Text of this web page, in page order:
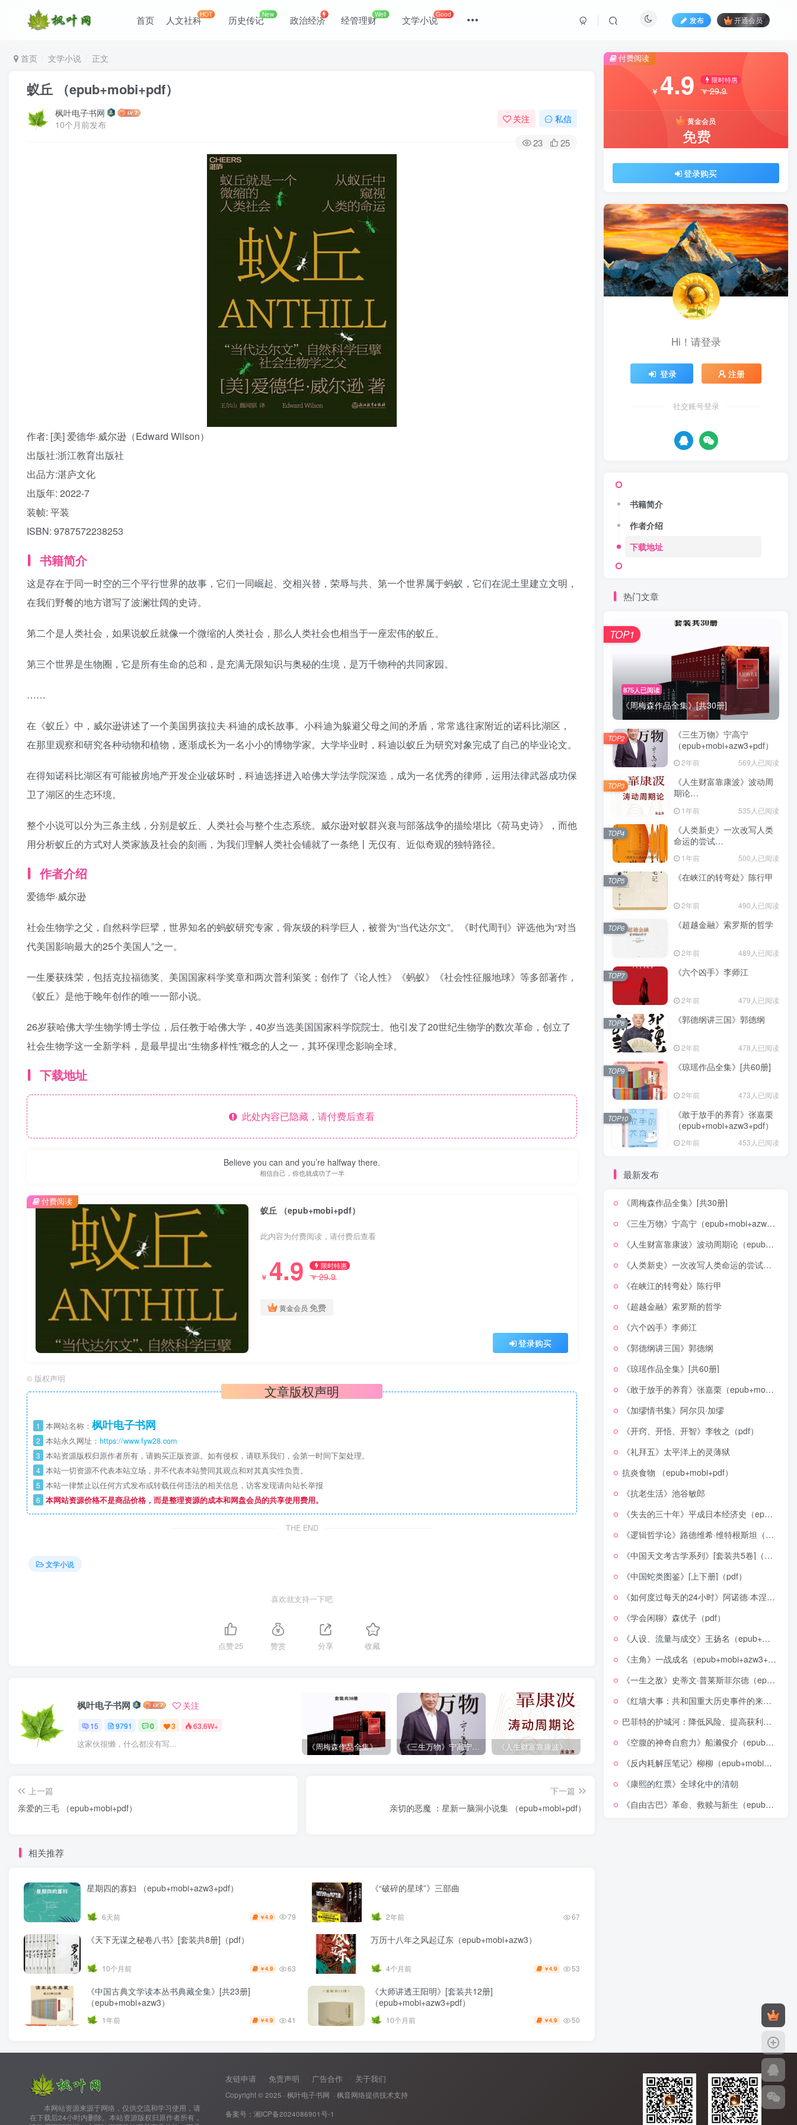
首页 人文社科HOT 历史传记New 政治经济 经管理财Well 文学小说Good
发布 开通会员
首页 文学小说 正文
蚁丘 （epub+mobi+pdf）
枫叶电子书网
10个月前发布
关注 私信
23 25
作者: [美] 爱德华·威尔逊（Edward Wilson）
出版社:浙江教育出版社
出品方:湛庐文化
出版年: 2022-7
装帧: 平装
ISBN: 9787572238253
书籍简介
这是存在于同一时空的三个平行世界的故事，它们一同崛起、交相兴替，荣辱与共、第一个世界属于蚂蚁，它们在泥土里建立文明，
在我们野餐的地方谱写了波澜壮阔的史诗。
第二个是人类社会，如果说蚁丘就像一个微缩的人类社会，那么人类社会也相当于一座宏伟的蚁丘。
第三个世界是生物圈，它是所有生命的总和，是充满无限知识与奥秘的生境，是万千物种的共同家园。
……
在《蚁丘》中，威尔逊讲述了一个美国男孩拉夫·科迪的成长故事。小科迪为躲避父母之间的矛盾，常常逃往家附近的诺科比湖区，
在那里观察和研究各种动物和植物，逐渐成长为一名小小的博物学家。大学毕业时，科迪以蚁丘为研究对象完成了自己的毕业论文。
在得知诺科比湖区有可能被房地产开发企业破坏时，科迪选择进入哈佛大学法学院深造，成为一名优秀的律师，运用法律武器成功保
卫了湖区的生态环境。
整个小说可以分为三条主线，分别是蚁丘、人类社会与整个生态系统。威尔逊对蚁群兴衰与部落战争的描绘堪比《荷马史诗》，而他
用分析蚁丘的方式对人类家族及社会的刻画，为我们理解人类社会铺就了一条绝丨无仅有、近似奇观的独特路径。
作者介绍
爱德华·威尔逊
社会生物学之父，自然科学巨擘，世界知名的蚂蚁研究专家，骨灰级的科学巨人，被誉为“当代达尔文”。《时代周刊》评选他为“对当
代美国影响最大的25个美国人”之一。
一生屡获殊荣，包括克拉福德奖、美国国家科学奖章和两次普利策奖；创作了《论人性》《蚂蚁》《社会性征服地球》等多部著作，
《蚁丘》是他于晚年创作的唯一一部小说。
26岁获哈佛大学生物学博士学位，后任教于哈佛大学，40岁当选美国国家科学院院士。他引发了20世纪生物学的数次革命，创立了
社会生物学这一全新学科，是最早提出“生物多样性”概念的人之一，其环保理念影响全球。
下载地址
此处内容已隐藏，请付费后查看
Believe you can and you’re halfway there.
相信自己，你也就成功了一半
蚁丘 （epub+mobi+pdf）
此内容为付费阅读，请付费后查看
￥ 4.9 限时特惠
￥29.9
黄金会员 免费
登录购买
付费阅读
© 版权声明
文章版权声明
1 本网站名称： 枫叶电子书网
2 本站永久网址： https://www.fyw28.com
3 本站资源版权归原作者所有，请购买正版资源。如有侵权，请联系我们，会第一时间下架处理。
4 本站一切资源不代表本站立场，并不代表本站赞同其观点和对其真实性负责。
5 本站一律禁止以任何方式发布或转载任何违法的相关信息，访客发现请向站长举报
6 本网站资源价格不是商品价格，而是整理资源的成本和网盘会员的共享使用费用。
THE END
文学小说
喜欢就支持一下吧
点赞25 赞赏 分享 收藏
枫叶电子书网 关注
15 9791 0 3 63.6W+
这家伙很懒，什么都没有写... 《周梅森作品全集》[共30册] 《三生万物》宁高宁（epub+mobi+azw3+pdf） 《人生财富靠康波》波动周期论（epub+mobi+azw3+pdf） 《人类新史》一次改写人类命运的尝试（epub+mobi+azw3+pdf） 《在峡江的转弯处》陈行甲
上一篇
亲爱的三毛 （epub+mobi+pdf）
下一篇
亲切的恶魔 ：星新一脑洞小说集 （epub+mobi+pdf）
相关推荐
星期四的寡妇 （epub+mobi+azw3+pdf）
6天前 ￥4.9 79
《“破碎的星球”》三部曲
2年前 67
《天下无谋之秘卷八书》[套装共8册]（pdf）
10个月前 ￥4.9 63
万历十八年之风起辽东（epub+mobi+azw3）
4个月前 ￥4.9 53
《中国古典文学读本丛书典藏全集》[共23册]
（epub+mobi+azw3）
1年前 ￥4.9 41
《大师讲透王阳明》[套装共12册]
（epub+mobi+azw3+pdf）
10个月前 ￥4.9 50
付费阅读
￥ 4.9 限时特惠
￥29.9
黄金会员
免费
登录购买
Hi！请登录
登录 注册
社交账号登录
书籍简介
作者介绍
下载地址
热门文章
875人已阅读
《周梅森作品全集》[共30册]
TOP1
《三生万物》宁高宁
（epub+mobi+azw3+pdf）
2年前 569人已阅读
TOP2
《人生财富靠康波》波动周
期论
1年前 535人已阅读
TOP3
《人类新史》一次改写人类
命运的尝试
1年前 500人已阅读
TOP4
《在峡江的转弯处》陈行甲
2年前 490人已阅读
TOP5
《超越金融》索罗斯的哲学
2年前 489人已阅读
TOP6
《六个凶手》李师江
2年前 479人已阅读
TOP7
《郭德纲讲三国》郭德纲
2年前 478人已阅读
TOP8
《琼瑶作品全集》[共60册]
2年前 473人已阅读
TOP9
《敢于放手的养育》张嘉栗
（epub+mobi+azw3+pdf）
2年前 453人已阅读
TOP10
最新发布
《周梅森作品全集》[共30册]
《三生万物》宁高宁（epub+mobi+azw3+pdf）
《人生财富靠康波》波动周期论（epub+mobi+azw3+pdf）
《人类新史》一次改写人类命运的尝试（epub+mobi+azw3+pdf）
《在峡江的转弯处》陈行甲
《超越金融》索罗斯的哲学
《六个凶手》李师江
《郭德纲讲三国》郭德纲
《琼瑶作品全集》[共60册]
《敢于放手的养育》张嘉栗（epub+mobi+azw3+pdf）
《加缪情书集》阿尔贝·加缪
《开窍、开悟、开智》李牧之（pdf）
《礼拜五》太平洋上的灵薄狱
抗炎食物 （epub+mobi+pdf）
《抗老生活》池谷敏郎
《失去的三十年》平成日本经济史（epub+mobi+azw3+pdf）
《逻辑哲学论》路德维希·维特根斯坦（epub+mobi+azw3+pdf）
《中国天文考古学系列》[套装共5卷]（epub+mobi+azw3+pdf）
《中国蛇类图鉴》[上下册]（pdf）
《如何度过每天的24小时》阿诺德·本涅特（epub+mobi+azw3+pdf）
《学会闲聊》森优子（pdf）
《人设、流量与成交》王扬名（epub+mobi+azw3+pdf）
《主角》一战成名（epub+mobi+azw3+pdf）
《一生之敌》史蒂文·普莱斯菲尔德（epub+mobi+azw3+pdf）
《红墙大事：共和国重大历史事件的来龙去脉》（全二册）（pdf）
巴菲特的护城河：降低风险、提高获利的股市真规则(epub+azw3+mobi)
《空腹的神奇自愈力》船濑俊介（epub+mobi+azw3+pdf）
《反内耗解压笔记》柳柳（epub+mobi+azw3+pdf）
《康熙的红票》全球化中的清朝
《自由古巴》革命、救赎与新生（epub+mobi+azw3+pdf）
‌ ‌ ‌ ‌ ‌ ‌ ‌ ‌本网站资源来源于网络，仅供交流和学习使用，请
在下载后24小时内删除。本站资源版权归原作者所有，
友链申请 免责声明 广告合作 关于我们
Copyright © 2025 · 枫叶电子书网 · 枫音网络提供技术支持
备案号： 湘ICP备2024086901号-1
登录
没有账号？立即注册
登录密码
社交账号登录